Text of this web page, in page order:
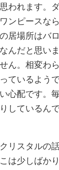
われます。
ンピースな
居場所はバ
んだと思い
ん。相変わ
ているよう
心配です。
しているん
リスタルの
は少しばか